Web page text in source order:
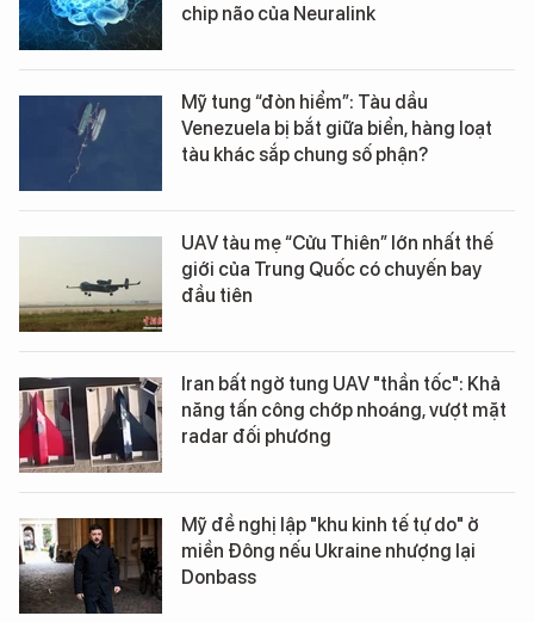
chip não của Neuralink
Mỹ tung “đòn hiểm”: Tàu dầu
Venezuela bị bắt giữa biển, hàng loạt
tàu khác sắp chung số phận?
UAV tàu mẹ “Cửu Thiên” lớn nhất thế
giới của Trung Quốc có chuyến bay
đầu tiên
Iran bất ngờ tung UAV "thần tốc": Khả
năng tấn công chớp nhoáng, vượt mặt
radar đối phương
Mỹ đề nghị lập "khu kinh tế tự do" ở
miền Đông nếu Ukraine nhượng lại
Donbass